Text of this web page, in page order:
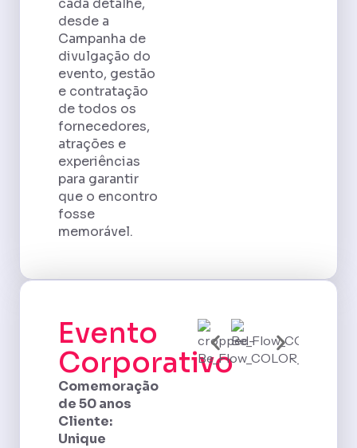
cada detalhe,
desde a
Campanha de
divulgação do
evento, gestão
e contratação
de todos os
fornecedores,
atrações e
experiências
para garantir
que o encontro
fosse
memorável.
Evento
Corporativo
Comemoração
de 50 anos
Cliente:
Unique